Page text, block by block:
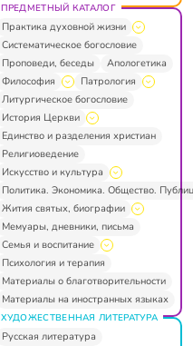
ПРЕДМЕТНЫЙ КАТАЛОГ
Практика духовной жизни
Систематическое богословие
Проповеди, беседы
Апологетика
Философия
Патрология
Литургическое богословие
История Церкви
Единство и разделения христиан
Религиоведение
Искусство и культура
Политика. Экономика. Общество.
Жития святых, биографии
Мемуары, дневники, письма
Семья и воспитание
Психология и терапия
Материалы о благотворительности
Материалы на иностранных языках
ХУДОЖЕСТВЕННАЯ ЛИТЕРАТУРА
Русская литература